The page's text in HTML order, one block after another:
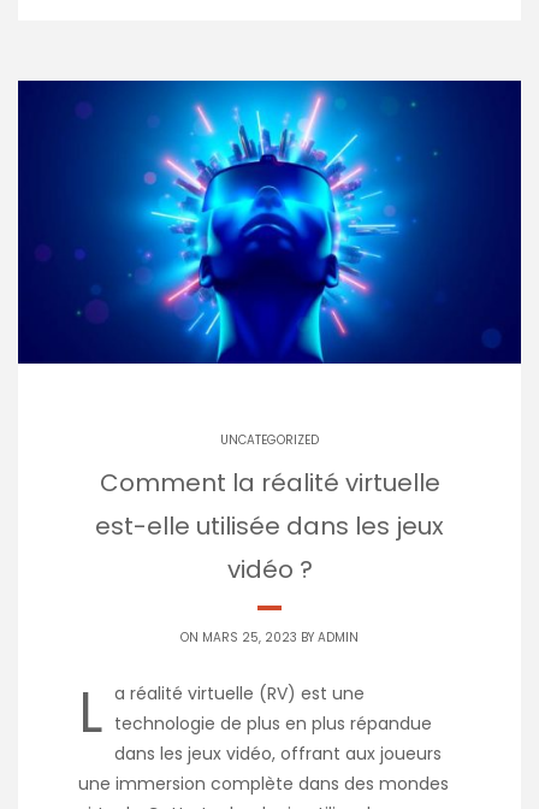
UNCATEGORIZED
Comment la réalité virtuelle
est-elle utilisée dans les jeux
vidéo ?
ON MARS 25, 2023 BY ADMIN
L a réalité virtuelle (RV) est une
technologie de plus en plus répandue
dans les jeux vidéo, offrant aux joueurs
une immersion complète dans des mondes